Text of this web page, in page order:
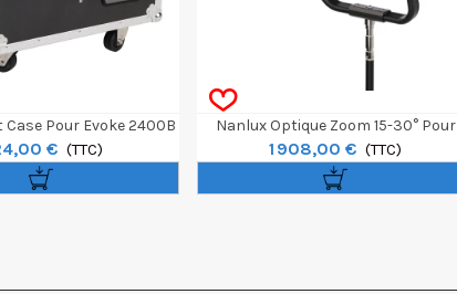
Pour Evoke 2400B
€ (TTC)
Nanlux Optique Zoom 15-30° Pour
Evoke
1 908,00 € (TTC)